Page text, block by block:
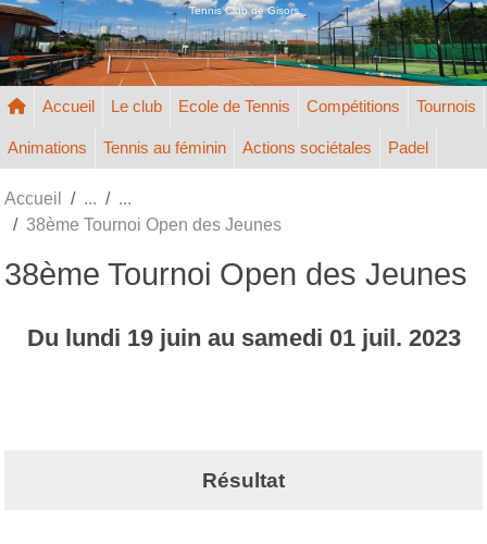
Tennis Club de Gisors
Accueil Le club Ecole de Tennis Compétitions Tournois
Animations Tennis au féminin Actions sociétales Padel
Accueil
38ème Tournoi Open des Jeunes
38ème Tournoi Open des Jeunes
Du lundi 19 juin au samedi 01 juil. 2023
Résultat
Panneau de gestion des cookies